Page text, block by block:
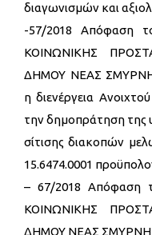
διαγωνισμών και
-57/2018 Απόφαση
ΚΟΙΝΩΝΙΚΗΣ
ΔΗΜΟΥ ΝΕΑΣ
η διενέργεια
την δημοπράτηση της
σίτισης διακοπών
15.6474.0001
– 67/2018 Απόφαση
ΚΟΙΝΩΝΙΚΗΣ
ΔΗΜΟΥ ΝΕΑΣ